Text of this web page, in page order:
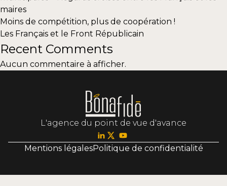
maires
Moins de compétition, plus de coopération !
Les Français et le Front Républicain
Recent Comments
Aucun commentaire à afficher.
L'agence du point de vue d'avance
Mentions légalesPolitique de confidentialité